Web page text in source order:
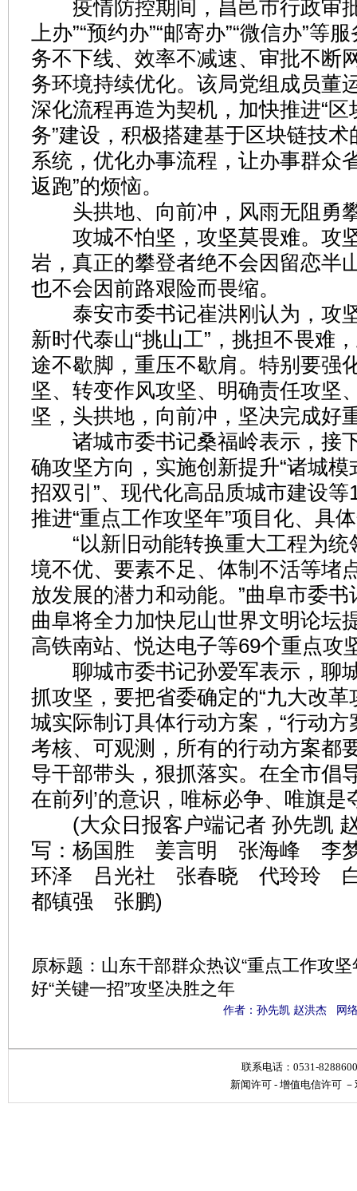
疫情防控期间，昌邑市行政审
上办”“预约办”“邮寄办”“微信办”等
务不下线、效率不减速、审批不断
务环境持续优化。该局党组成员董
深化流程再造为契机，加快推进“区
务”建设，积极搭建基于区块链技
系统，优化办事流程，让办事群众
返跑”的烦恼。
头拱地、向前冲，风雨无阻勇
攻城不怕坚，攻坚莫畏难。攻
岩，真正的攀登者绝不会因留恋半
也不会因前路艰险而畏缩。
泰安市委书记崔洪刚认为，攻
新时代泰山“挑山工”，挑担不畏难
途不歇脚，重压不歇肩。特别要强
坚、转变作风攻坚、明确责任攻坚
坚，头拱地，向前冲，坚决完成好
诸城市委书记桑福岭表示，接
确攻坚方向，实施创新提升“诸城模
招双引”、现代化高品质城市建设
推进“重点工作攻坚年”项目化、具
“以新旧动能转换重大工程为统
境不优、要素不足、体制不活等堵
放发展的潜力和动能。”曲阜市委
曲阜将全力加快尼山世界文明论坛
高铁南站、悦达电子等69个重点攻
聊城市委书记孙爱军表示，聊
抓攻坚，要把省委确定的“九大改革
城实际制订具体行动方案，“行动
考核、可观测，所有的行动方案都
导干部带头，狠抓落实。在全市倡
在前列’的意识，唯标必争、唯旗是
(大众日报客户端记者 孙先凯
写：杨国胜 姜言明 张海峰 李
环泽 吕光社 张春晓 代玲玲
都镇强 张鹏)
原标题：山东干部群众热议“重点工作攻
好“关键一招”攻坚决胜之年
作者：孙先凯 赵洪杰 网
联系电话：0531-
新闻许可- 增值电信许可－